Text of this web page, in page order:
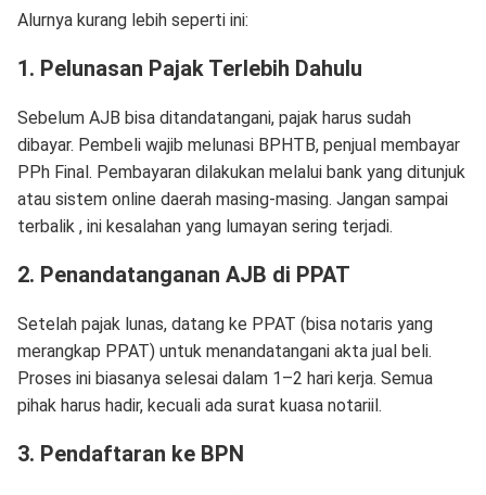
Alurnya kurang lebih seperti ini:
1. Pelunasan Pajak Terlebih Dahulu
Sebelum AJB bisa ditandatangani, pajak harus sudah
dibayar. Pembeli wajib melunasi BPHTB, penjual membayar
PPh Final. Pembayaran dilakukan melalui bank yang ditunjuk
atau sistem online daerah masing-masing. Jangan sampai
terbalik , ini kesalahan yang lumayan sering terjadi.
2. Penandatanganan AJB di PPAT
Setelah pajak lunas, datang ke PPAT (bisa notaris yang
merangkap PPAT) untuk menandatangani akta jual beli.
Proses ini biasanya selesai dalam 1–2 hari kerja. Semua
pihak harus hadir, kecuali ada surat kuasa notariil.
3. Pendaftaran ke BPN